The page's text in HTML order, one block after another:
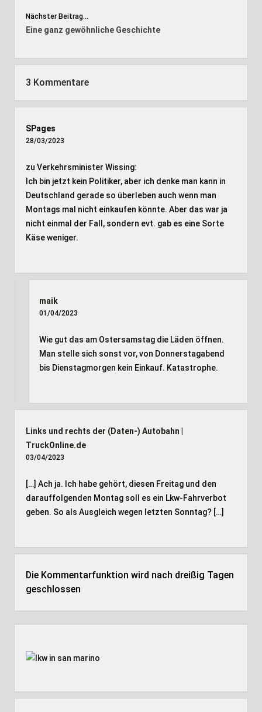
Nächster Beitrag...
Eine ganz gewöhnliche Geschichte
3 Kommentare
SPages
28/03/2023
zu Verkehrsminister Wissing:
Ich bin jetzt kein Politiker, aber ich denke man kann in
Deutschland gerade so überleben auch wenn man
Montags mal nicht einkaufen könnte. Aber das war ja
nicht einmal der Fall, sondern evt. gab es eine Sorte
Käse weniger.
maik
01/04/2023
Wie gut das am Ostersamstag die Läden öffnen.
Man stelle sich sonst vor, von Donnerstagabend
bis Dienstagmorgen kein Einkauf. Katastrophe.
Links und rechts der (Daten-) Autobahn |
TruckOnline.de
03/04/2023
[…] Ach ja. Ich habe gehört, diesen Freitag und den
darauffolgenden Montag soll es ein Lkw-Fahrverbot
geben. So als Ausgleich wegen letzten Sonntag? […]
Die Kommentarfunktion wird nach dreißig Tagen
geschlossen